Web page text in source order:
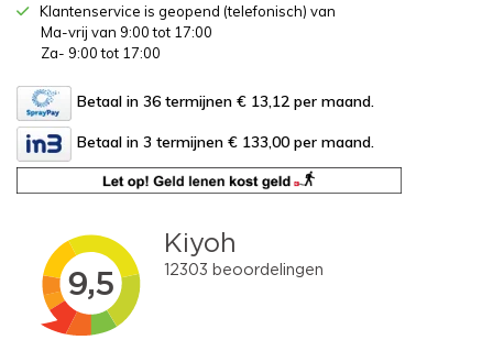
Klantenservice is geopend (telefonisch) van
Ma-vrij van 9:00 tot 17:00
Za- 9:00 tot 17:00
Betaal in 36 termijnen € 13,12 per maand.
Betaal in 3 termijnen € 133,00 per maand.